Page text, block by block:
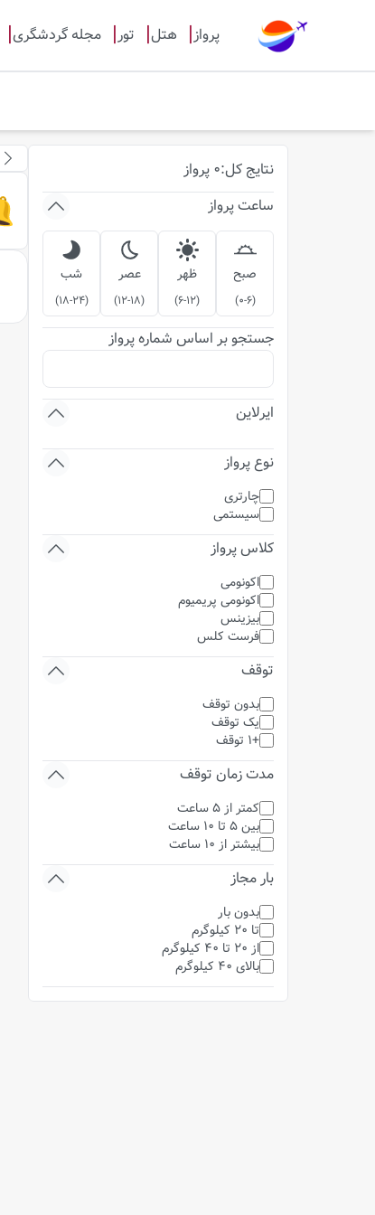
پرواز هتل تور مجله گردشگری
نتایج کل:
0 پرواز
ساعت پرواز
صبح
(
0-6
)
ظهر
(
6-12
)
عصر
(
12-18
)
شب
(
18-24
)
جستجو بر اساس شماره پرواز
ایرلاین
نوع پرواز
چارتری
سیستمی
کلاس پرواز
اکونومی
اکونومی پریمیوم
بیزینس
فرست کلس
توقف
بدون توقف
یک توقف
+1 توقف
مدت زمان توقف
کمتر از 5 ساعت
بین 5 تا 10 ساعت
بیشتر از 10 ساعت
بار مجاز
بدون بار
تا 20 کیلوگرم
از 20 تا 40 کیلوگرم
بالای 40 کیلوگرم